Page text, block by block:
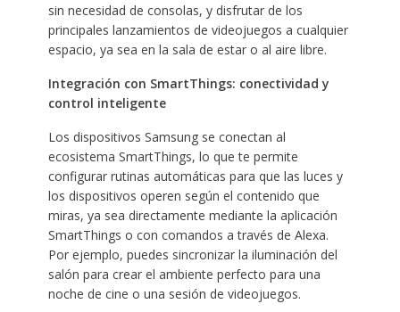
sin necesidad de consolas, y disfrutar de los
principales lanzamientos de videojuegos a cualquier
espacio, ya sea en la sala de estar o al aire libre.
Integración con SmartThings: conectividad y
control inteligente
Los dispositivos Samsung se conectan al
ecosistema SmartThings, lo que te permite
configurar rutinas automáticas para que las luces y
los dispositivos operen según el contenido que
miras, ya sea directamente mediante la aplicación
SmartThings o con comandos a través de Alexa.
Por ejemplo, puedes sincronizar la iluminación del
salón para crear el ambiente perfecto para una
noche de cine o una sesión de videojuegos.